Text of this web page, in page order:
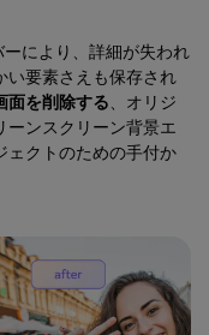
により、詳細が失われ
い要素さえも保存され
面を削除する、オリジ
ーンスクリーン背景エ
ェクトのための手付か